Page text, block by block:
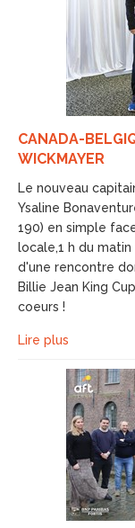
CANADA-
WICKMAYER
Le nouveau
Ysaline
190) en simple
locale,1 h du
d'une rencontre
Billie Jean King
coeurs !
Lire plus